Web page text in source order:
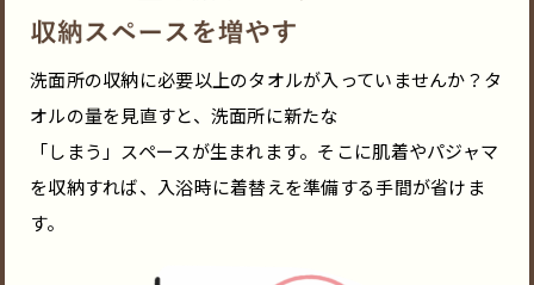
洗面所の収納に必要以上のタオルが入っていませんか？タ
オルの量を見直すと、洗面所に新たな
「しまう」スペースが生まれます。そこに肌着やパジャマ
を収納すれば、入浴時に着替えを準備する手間が省けま
す。